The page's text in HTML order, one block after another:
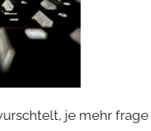
je mehr